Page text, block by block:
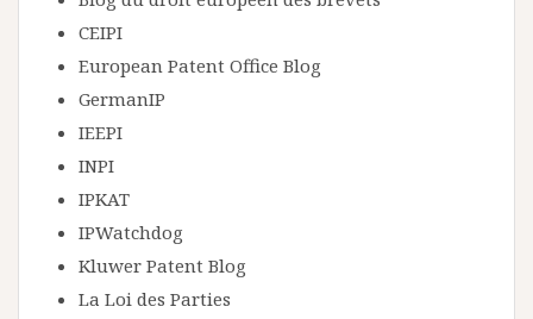
CEIPI
European Patent Office Blog
GermanIP
IEEPI
INPI
IPKAT
IPWatchdog
Kluwer Patent Blog
La Loi des Parties